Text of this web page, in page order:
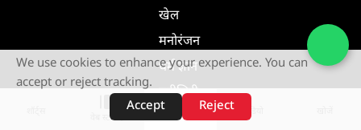
वेब स्टोरीज़
खेल
मनोरंजन
धर्म ज्ञान
यूटीलिटी
We use cookies to enhance your experience. You can
accept or reject tracking.
Accept
Reject